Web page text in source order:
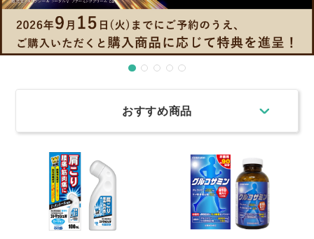
おすすめ商品